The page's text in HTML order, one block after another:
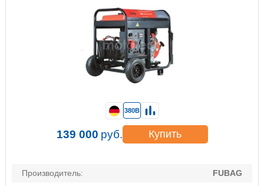
Производитель:
FUBAG
380В
139 000 руб. Купить